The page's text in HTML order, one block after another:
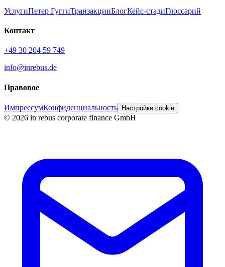
УслугиПетер ГуггиТранзакцииБлогКейс-стадиГлоссарий
Контакт
+49 30 204 59 749
info@inrebus.de
Правовое
ИмпрессумКонфиденциальность Настройки cookie
© 2026 in rebus corporate finance GmbH